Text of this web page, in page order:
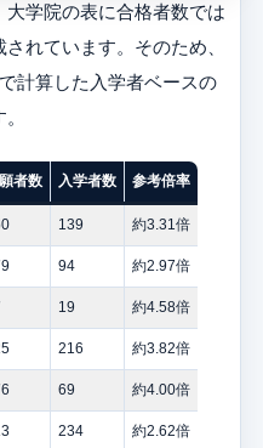
学院の表に合格者数では
れています。そのため、
計算した入学者ベースの
者数 入学者数 参考倍率
139 約3.31倍
94 約2.97倍
19 約4.58倍
216 約3.82倍
69 約4.00倍
234 約2.62倍